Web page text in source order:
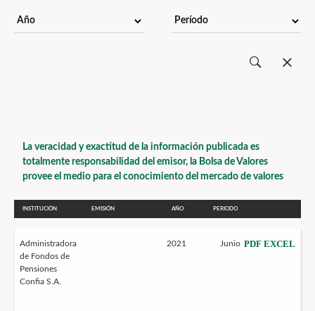
La veracidad y exactitud de la información publicada es
totalmente responsabilidad del emisor, la Bolsa de Valores
provee el medio para el conocimiento del mercado de valores
INSTITUCIÓN EMISIÓN AÑO PERIODO
Administradora
de Fondos de
Pensiones
Confia S.A.
2021 Junio PDF EXCEL